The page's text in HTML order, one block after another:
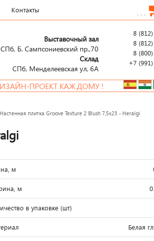
Контакты . . .
8 (812)
8 (812)
8 (800)
+7 (991)
Выставочный зал
СПб, Б. Сампсониевский пр.,70
Склад
СПб, Менделеевcкая ул, 6А
КАЖДОМУ !
Настенная плитка Groove Texture 2 Blush 7,5x23 - Heralgi
м
м
в упаковке (шт)
Белая